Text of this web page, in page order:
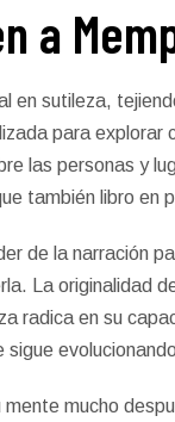
a
en sutileza,
para explorar
las personas y
también libro en
de la narración
La originalidad
radica en su
sigue
mucho